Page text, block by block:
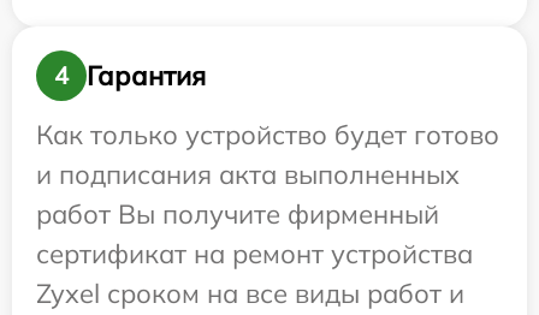
4
Гарантия
Как только устройство будет готово
и подписания акта выполненных
работ Вы получите фирменный
сертификат на ремонт устройства
Zyxel сроком на все виды работ и